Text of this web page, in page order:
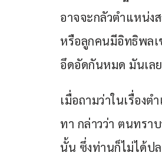
อาจจะกลัวตำแหน่ง
หรือลูกคนมีอิทธิพลเ
อึดอัดกันหมด มันเล
เมื่อถามว่าในเรื่อง
ทา กล่าวว่า ตนทรา
นั้น ซึ่งท่านก็ไม่ได้ป